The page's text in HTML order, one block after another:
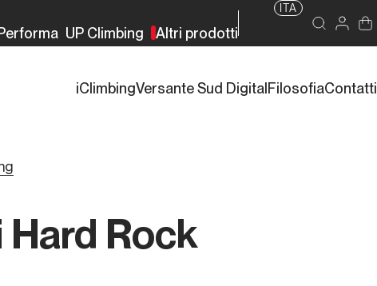
UP Climbing Altri prodotti
ITA
iClimbingVersante Sud Digital FilosofiaContatti
Rock